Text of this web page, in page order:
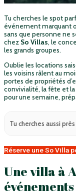
Tu cherches le spot
événement marquant
sans que personne ne
chez So Villas, le
les grands groupes.
Oublie les locations
les voisins râlent au
portes de propriétés
convivialité, la fête et
pour une semaine,
Tu cherches aussi près
Réserve une So Villa
Une villa à
événements